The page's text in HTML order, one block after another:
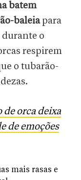
batem
baleiapara
o
respirem
o tubarão-
de orca deixa
de emoções